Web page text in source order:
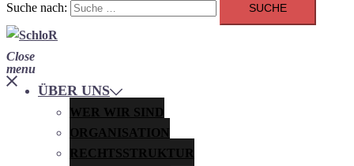
Suche nach:
Close
menu
ÜBER UNS
WER WIR SIND
ORGANISATION
RECHTSSTRUKTUR